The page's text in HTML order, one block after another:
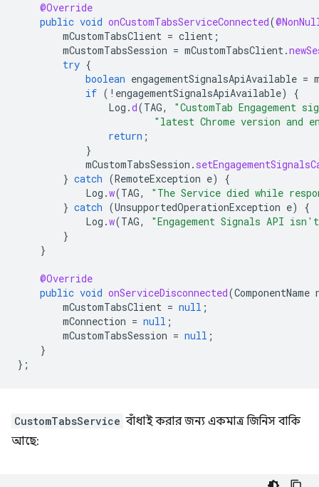
@Override
public void onCustomTabsServiceConnected(
mCustomTabsClient = client ;
mCustomTabsSession = mCustomTabsClient.
try {
boolean engagementSignalsApiAvailable =
if ( ! engagementSignalsApiAvailable)
{
Log .d(TAG,
"CustomTab
"latest Chrome version and
return ;
}
mCustomTabsSession .
} catch (RemoteException e)
{
Log .w(TAG,
"The Service died while
} catch (UnsupportedOperationException e)
{
Log .w(TAG,
"Engagement Signals API
}
}
@Override
public void onServiceDisconnected(ComponentName
mCustomTabsClient = null ;
mConnection = null ;
mCustomTabsSession = null ;
}
};
CustomTabsService বাঁধাই করার জন্য একমাত্র জিনিস বাকি
আছে: